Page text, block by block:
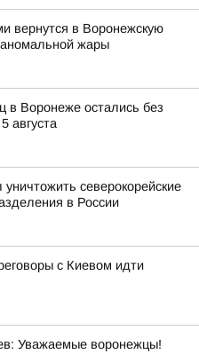
вернутся в Воронежскую
жары
в Воронеже остались без
августа
северокорейские
в России
с Киевом идти
Уважаемые воронежцы!